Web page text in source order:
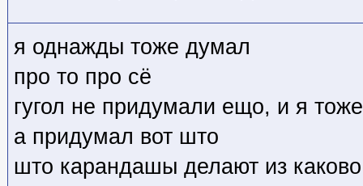
я однажды тоже думал
про то про сё
гугол не придумали ещо, и я
а придумал вот што
што карандашы делают из